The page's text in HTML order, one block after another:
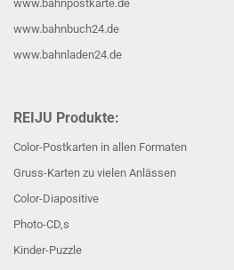
www.bahnpostkarte.de
www.bahnbuch24.de
www.bahnladen24.de
REIJU Produkte:
Color-Postkarten in allen Formaten
Gruss-Karten zu vielen Anlässen
Color-Diapositive
Photo-CD,s
Kinder-Puzzle